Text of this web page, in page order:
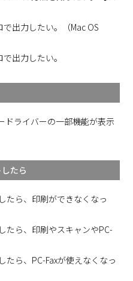
出力したい。（Mac OS
出力したい。
ドライバーの一部機能が表示
たら
たら、印刷ができなくなっ
たら、印刷やスキャンやPC-
たら、PC-Faxが使えなくなっ